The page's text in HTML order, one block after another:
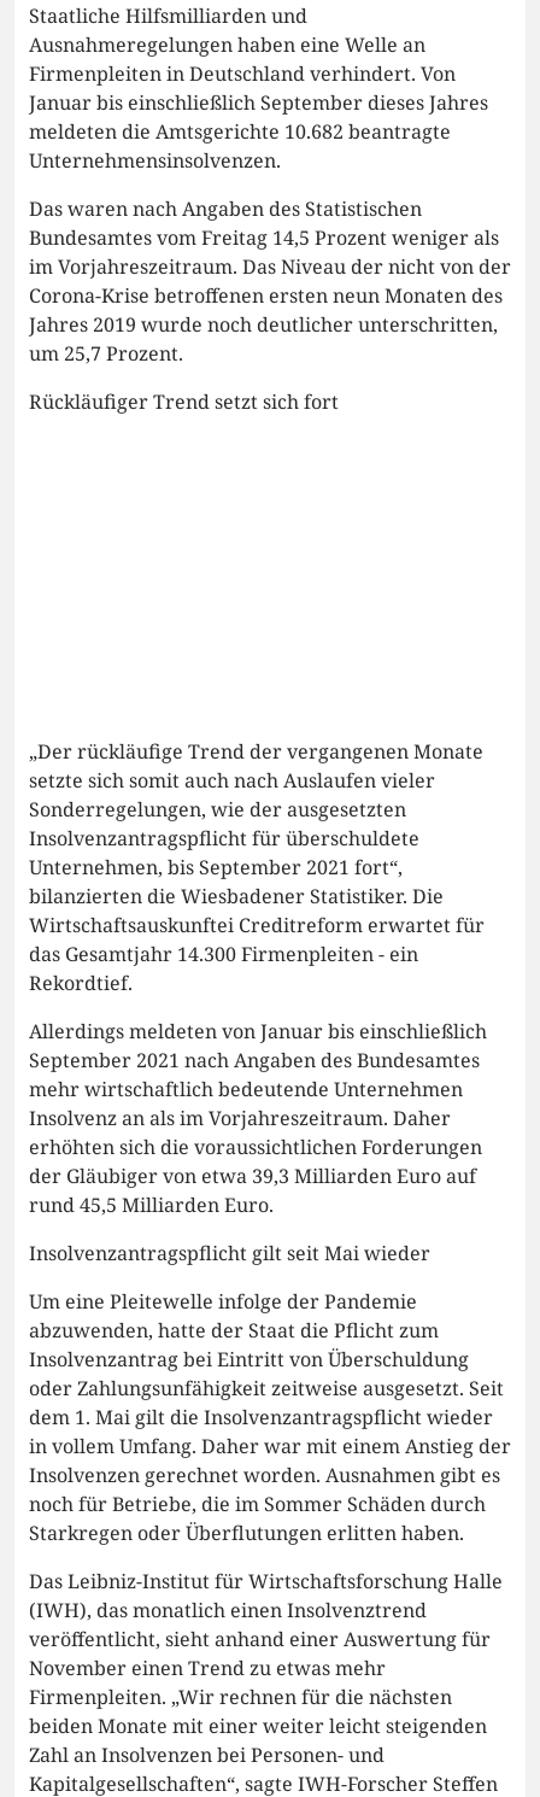
Staatliche Hilfsmilliarden und
Ausnahmeregelungen haben eine Welle an
Firmenpleiten in Deutschland verhindert. Von
Januar bis einschließlich September dieses Jahres
meldeten die Amtsgerichte 10.682 beantragte
Unternehmensinsolvenzen.
Das waren nach Angaben des Statistischen
Bundesamtes vom Freitag 14,5 Prozent weniger als
im Vorjahreszeitraum. Das Niveau der nicht von der
Corona-Krise betroffenen ersten neun Monaten des
Jahres 2019 wurde noch deutlicher unterschritten,
um 25,7 Prozent.
Rückläufiger Trend setzt sich fort
„Der rückläufige Trend der vergangenen Monate
setzte sich somit auch nach Auslaufen vieler
Sonderregelungen, wie der ausgesetzten
Insolvenzantragspflicht für überschuldete
Unternehmen, bis September 2021 fort“,
bilanzierten die Wiesbadener Statistiker. Die
Wirtschaftsauskunftei Creditreform erwartet für
das Gesamtjahr 14.300 Firmenpleiten - ein
Rekordtief.
Allerdings meldeten von Januar bis einschließlich
September 2021 nach Angaben des Bundesamtes
mehr wirtschaftlich bedeutende Unternehmen
Insolvenz an als im Vorjahreszeitraum. Daher
erhöhten sich die voraussichtlichen Forderungen
der Gläubiger von etwa 39,3 Milliarden Euro auf
rund 45,5 Milliarden Euro.
Insolvenzantragspflicht gilt seit Mai wieder
Um eine Pleitewelle infolge der Pandemie
abzuwenden, hatte der Staat die Pflicht zum
Insolvenzantrag bei Eintritt von Überschuldung
oder Zahlungsunfähigkeit zeitweise ausgesetzt. Seit
dem 1. Mai gilt die Insolvenzantragspflicht wieder
in vollem Umfang. Daher war mit einem Anstieg der
Insolvenzen gerechnet worden. Ausnahmen gibt es
noch für Betriebe, die im Sommer Schäden durch
Starkregen oder Überflutungen erlitten haben.
Das Leibniz-Institut für Wirtschaftsforschung Halle
(IWH), das monatlich einen Insolvenztrend
veröffentlicht, sieht anhand einer Auswertung für
November einen Trend zu etwas mehr
Firmenpleiten. „Wir rechnen für die nächsten
beiden Monate mit einer weiter leicht steigenden
Zahl an Insolvenzen bei Personen- und
Kapitalgesellschaften“, sagte IWH-Forscher Steffen